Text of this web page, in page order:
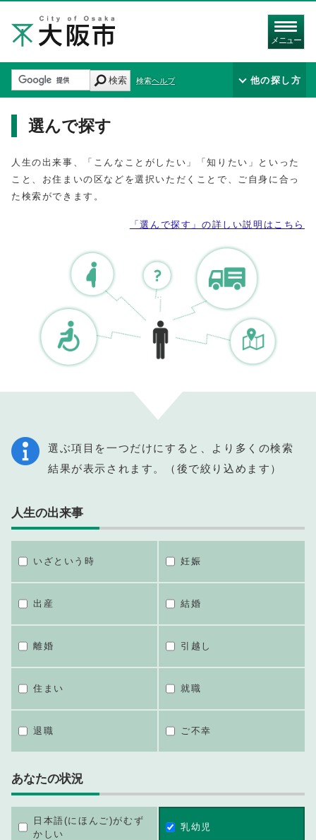
メニュー
検索 検索ヘルプ 他の探し方
選んで探す
人生の出来事、「こんなことがしたい」「知りたい」といった
こと、お住まいの区などを選択いただくことで、ご自身に合っ
た検索ができます。
「選んで探す」の詳しい説明はこちら
選ぶ項目を一つだけにすると、より多くの検索
結果が表示されます。（後で絞り込めます）
人生の出来事
いざという時 妊娠
出産 結婚
離婚 引越し
住まい 就職
退職 ご不幸
あなたの状況
日本語(にほんご)がむず
かしい
乳幼児